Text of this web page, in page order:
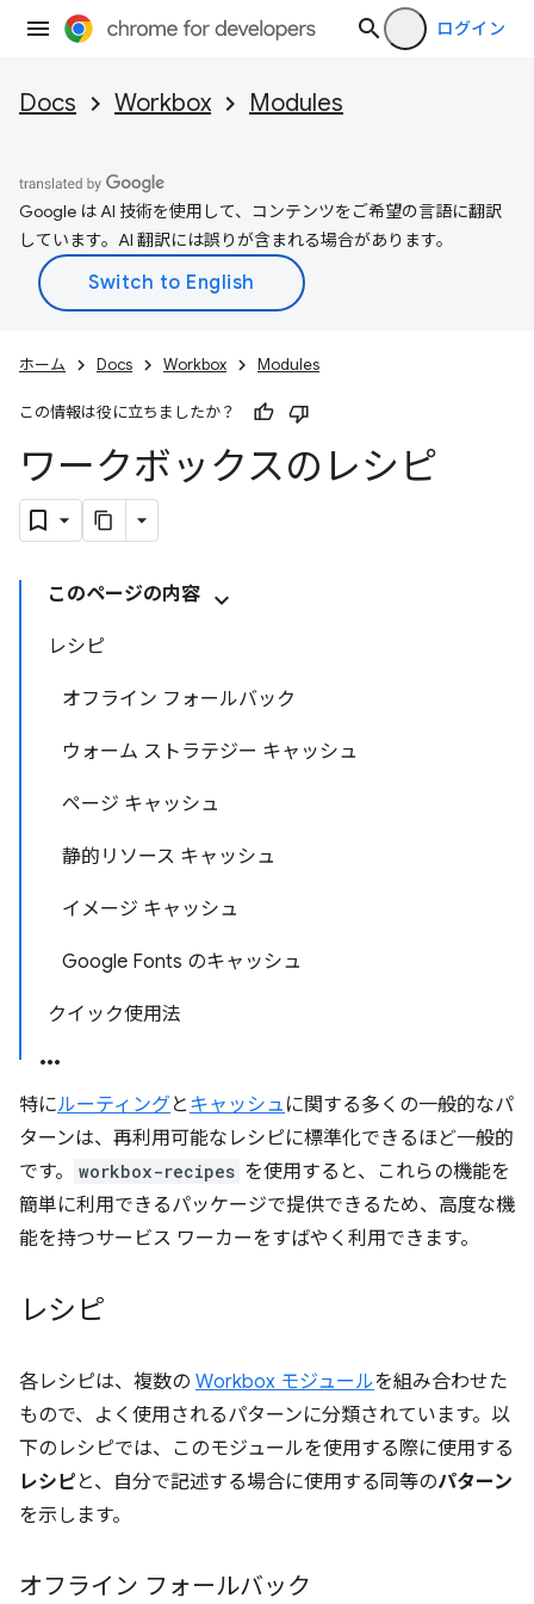
ログイン
Docs Workbox Modules
Google は AI 技術を使用して、コンテンツをご希望の言語に翻訳
しています。AI 翻訳には誤りが含まれる場合があります。
ホーム Docs Workbox Modules
この情報は役に立ちましたか？
ワークボックスのレシピ
このページの内容
レシピ
オフライン フォールバック
ウォーム ストラテジー キャッシュ
ページ キャッシュ
静的リソース キャッシュ
イメージ キャッシュ
Google Fonts のキャッシュ
クイック使用法
特にルーティングと キャッシュ に関する多くの一般的なパ
ターンは、再利用可能なレシピに標準化できるほど一般的
です。
workbox-recipes を使用すると、これらの機能を
簡単に利用できるパッケージで提供できるため、高度な機
能を持つサービス ワーカーをすばやく利用できます。
レシピ
各レシピは、複数の Workbox モジュールを組み合わせた
もので、よく使用されるパターンに分類されています。以
下のレシピでは、このモジュールを使用する際に使用する
レシピ と、自分で記述する場合に使用する同等のパターン
を示します。
オフライン フォールバック